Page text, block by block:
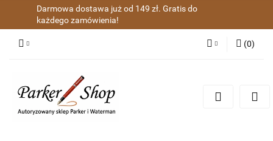
Darmowa dostawa już od 149 zł. Gratis do
każdego zamówienia!
Zarejestruj się
(0)